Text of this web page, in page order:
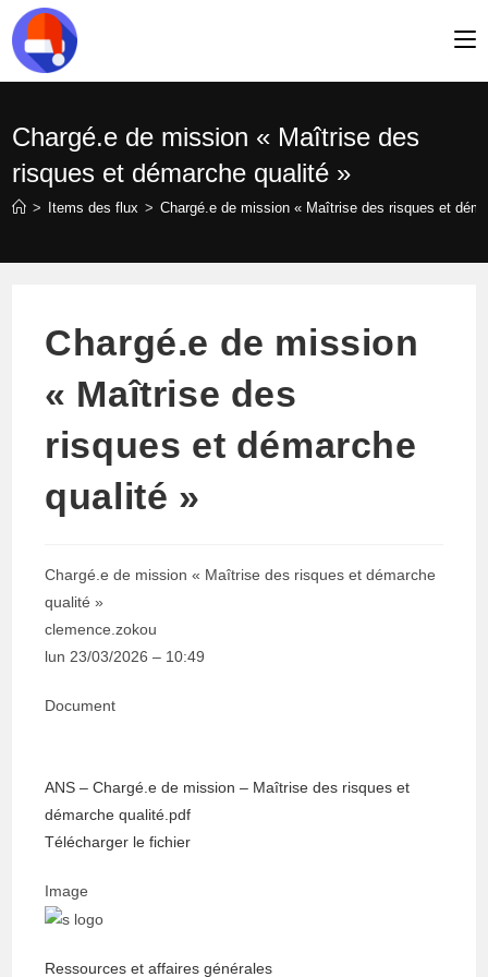
Skip
content
Chargé.e de mission « Maîtrise des
risques et démarche qualité »
> Items des flux > Chargé.e de mission « Maîtrise des risques et
Chargé.e de mission
« Maîtrise des
risques et démarche
qualité »
Chargé.e de mission « Maîtrise des risques et démarche
qualité »
clemence.zokou
lun 23/03/2026 – 10:49
Document
ANS – Chargé.e de mission – Maîtrise des risques et
démarche qualité.pdf
Télécharger le fichier
Image
Ressources et affaires générales